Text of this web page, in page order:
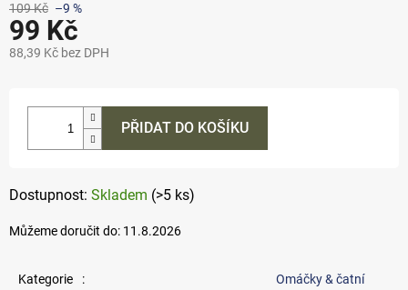
109 Kč –9 %
99 Kč
88,39 Kč bez DPH
Skladem (>5 ks)
Můžeme doručit do: 11.8.2026
PŘIDAT DO KOŠÍKU
Kategorie : Omáčky & čatní